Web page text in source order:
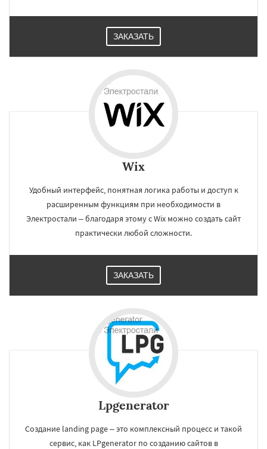
ЗАКАЗАТЬ
Wix
Удобный интерфейс, понятная логика работы и доступ к
расширенным функциям при необходимости в
Электростали – благодаря этому с Wix можно создать сайт
практически любой сложности.
ЗАКАЗАТЬ
Lpgenerator
Создание landing page – это комплексный процесс и такой
сервис, как LPgenerator по созданию сайтов в